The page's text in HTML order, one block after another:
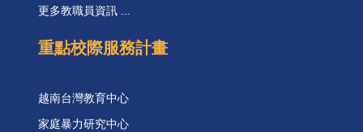
更多教職員資訊 ...
重點校際服務計畫
越南台灣教育中心
家庭暴力研究中心